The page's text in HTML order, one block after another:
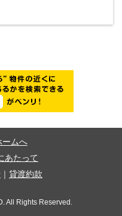
ームへ
あたって
貸渡約款
All Rights Reserved.